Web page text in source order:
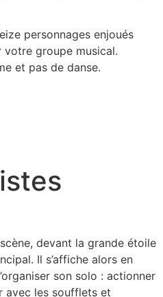
personnages enjoués
groupe musical.
et pas de danse.
devant la grande étoile
Il s’affiche alors en
son solo : actionner
avec les soufflets et